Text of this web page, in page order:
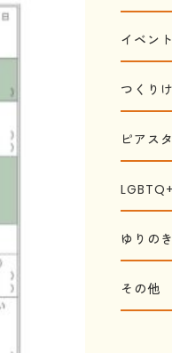
イベン
つくり
ピアス
ゆりの
その他